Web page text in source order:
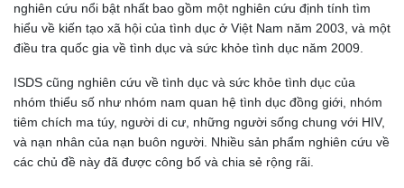
nghiên cứu nổi bật nhất bao gồm một nghiên cứu định tính tìm
hiểu về kiến tạo xã hội của tình dục ở Việt Nam năm 2003, và một
điều tra quốc gia về tình dục và sức khỏe tình dục năm 2009.
ISDS cũng nghiên cứu về tình dục và sức khỏe tình dục của
nhóm thiểu số như nhóm nam quan hệ tình dục đồng giới, nhóm
tiêm chích ma túy, người di cư, những người sống chung với HIV,
và nạn nhân của nạn buôn người. Nhiều sản phẩm nghiên cứu về
các chủ đề này đã được công bố và chia sẻ rộng rãi.